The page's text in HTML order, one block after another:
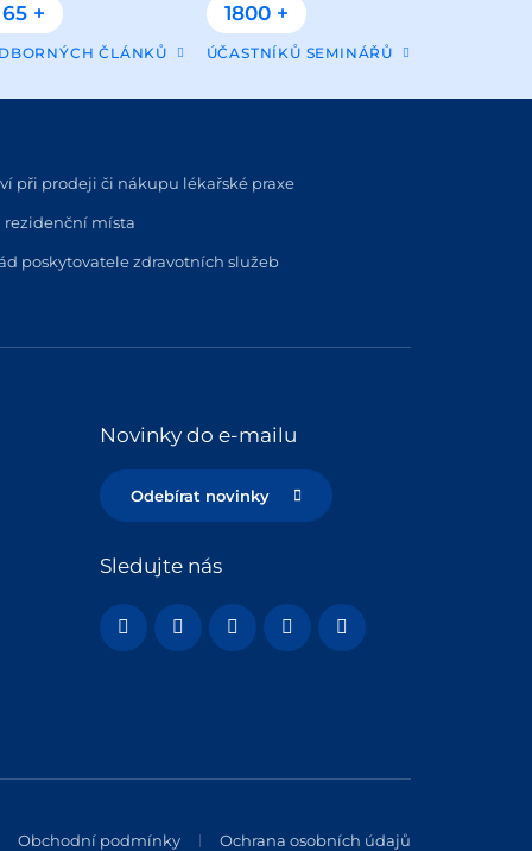
65 +
ČLÁNKŮ
1800 +
ÚČASTNÍKŮ SEMINÁŘŮ
při prodeji či nákupu lékařské praxe
rezidenční místa
poskytovatele zdravotních služeb
Novinky do e-mailu
Odebírat novinky
Sledujte nás
Obchodní podmínky Ochrana osobních údajů